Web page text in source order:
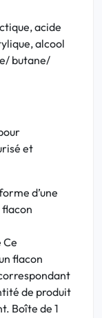
acide
alcool
butane/
et
d’une
Ce
flacon
de produit
Boîte de 1